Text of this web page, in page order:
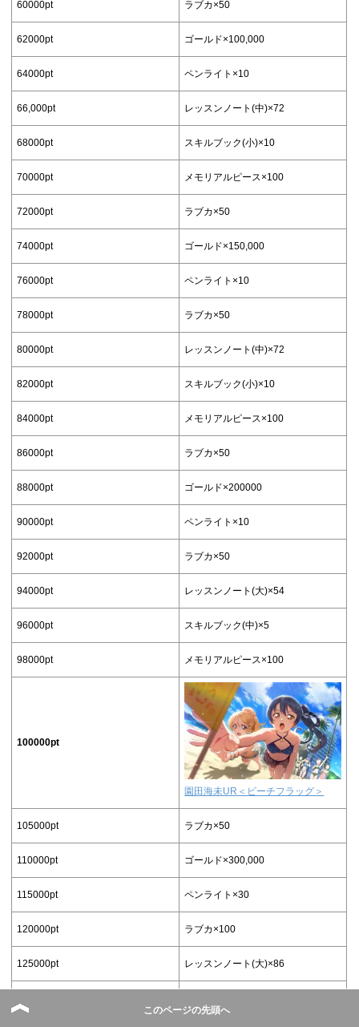
60000pt ラブカ×50
62000pt ゴールド×100,000
64000pt ペンライト×10
66,000pt レッスンノート(中)×72
68000pt スキルブック(小)×10
70000pt メモリアルピース×100
72000pt ラブカ×50
74000pt ゴールド×150,000
76000pt ペンライト×10
78000pt ラブカ×50
80000pt レッスンノート(中)×72
82000pt スキルブック(小)×10
84000pt メモリアルピース×100
86000pt ラブカ×50
88000pt ゴールド×200000
90000pt ペンライト×10
92000pt ラブカ×50
94000pt レッスンノート(大)×54
96000pt スキルブック(中)×5
98000pt メモリアルピース×100
100000pt
園田海未UR＜ビーチフラッグ＞
105000pt ラブカ×50
110000pt ゴールド×300,000
115000pt ペンライト×30
120000pt ラブカ×100
125000pt レッスンノート(大)×86
このページの先頭へ